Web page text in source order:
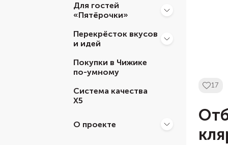
Для гостей
«Пятёрочки»
Перекрёсток вкусов
и идей
Покупки в Чижике
по-умному
Система качества
Х5
О проекте
17